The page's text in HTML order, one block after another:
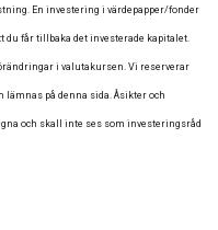
En investering i värdepapper/fonder
du får tillbaka det investerade kapitalet.
i valutakursen. Vi reserverar
på denna sida. Åsikter och
och skall inte ses som investeringsråd